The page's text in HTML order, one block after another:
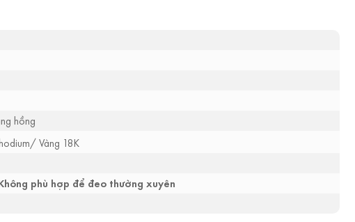
hồng
Vàng 18K
phù hợp để đeo thường xuyên